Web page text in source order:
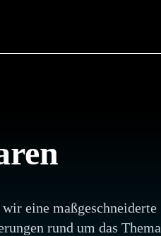
eine maßgeschneiderte
rund um das Thema